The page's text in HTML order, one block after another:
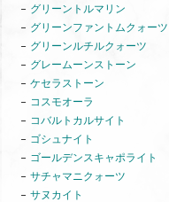
グリーントルマリン
グリーンファントムクォーツ
グリーンルチルクォーツ
グレームーンストーン
ケセラストーン
コスモオーラ
コバルトカルサイト
ゴシュナイト
ゴールデンスキャポライト
サチャマニクォーツ
サヌカイト